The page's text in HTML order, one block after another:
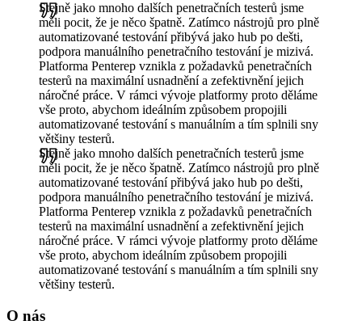
Stejně jako mnoho dalších penetračních testerů jsme
měli pocit, že je něco špatně. Zatímco nástrojů pro plně
automatizované testování přibývá jako hub po dešti,
podpora manuálního penetračního testování je mizivá.
Platforma Penterep vznikla z požadavků penetračních
testerů na maximální usnadnění a zefektivnění jejich
náročné práce. V rámci vývoje platformy proto děláme
vše proto, abychom ideálním způsobem propojili
automatizované testování s manuálním a tím splnili sny
většiny testerů.
Stejně jako mnoho dalších penetračních testerů jsme
měli pocit, že je něco špatně. Zatímco nástrojů pro plně
automatizované testování přibývá jako hub po dešti,
podpora manuálního penetračního testování je mizivá.
Platforma Penterep vznikla z požadavků penetračních
testerů na maximální usnadnění a zefektivnění jejich
náročné práce. V rámci vývoje platformy proto děláme
vše proto, abychom ideálním způsobem propojili
automatizované testování s manuálním a tím splnili sny
většiny testerů.
O nás